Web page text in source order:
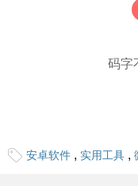
在微博，海量视频
以微博之力，让世
去除关注页直播用户
码字
安卓软件 , 实用工具 ,